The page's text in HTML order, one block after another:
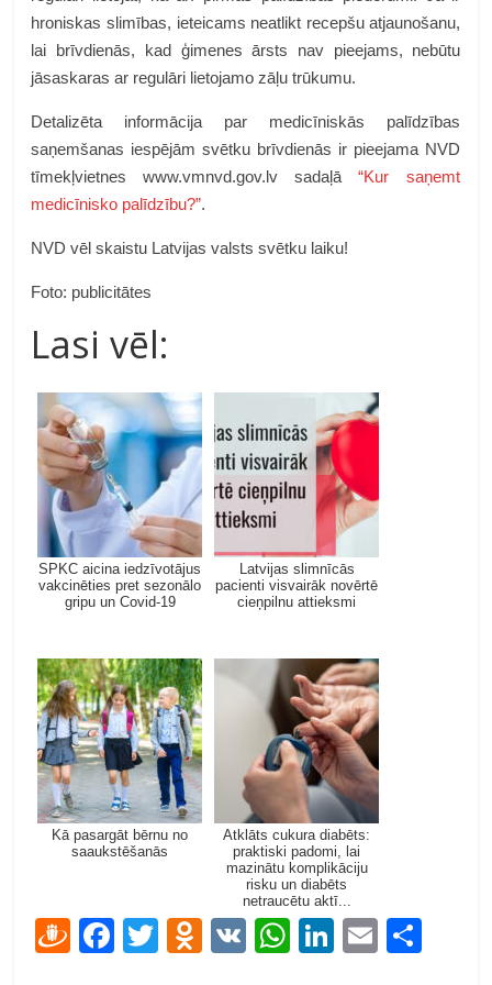
hroniskas slimības, ieteicams neatlikt recepšu atjaunošanu,
lai brīvdienās, kad ģimenes ārsts nav pieejams, nebūtu
jāsaskaras ar regulāri lietojamo zāļu trūkumu.
Detalizēta informācija par medicīniskās palīdzības
saņemšanas iespējām svētku brīvdienās ir pieejama NVD
tīmekļvietnes www.vmnvd.gov.lv sadaļā“Kur saņemt
medicīnisko palīdzību?”.
NVD vēl skaistu Latvijas valsts svētku laiku!
Foto: publicitātes
Lasi vēl:
SPKC aicina iedzīvotājus
vakcinēties pret sezonālo
gripu un Covid-19
Latvijas slimnīcās
pacienti visvairāk novērtē
cieņpilnu attieksmi
Kā pasargāt bērnu no
saaukstēšanās
Atklāts cukura diabēts:
praktiski padomi, lai
mazinātu komplikāciju
risku un diabēts
netraucētu aktī...
D F T O V W Li E